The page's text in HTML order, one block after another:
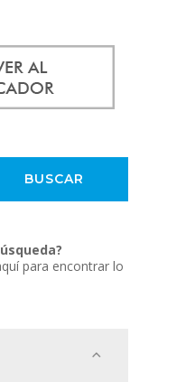
para encontrar lo